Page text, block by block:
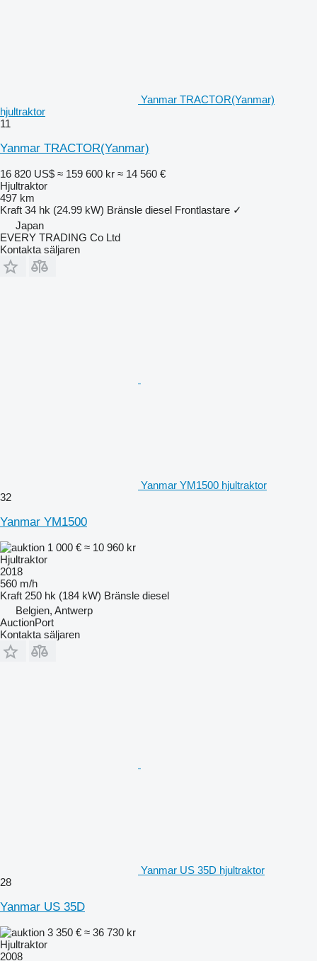
Yanmar TRACTOR(Yanmar)
hjultraktor
11
Yanmar TRACTOR(Yanmar)
16 820 US$ ≈ 159 600 kr ≈ 14 560 €
Hjultraktor
497 km
Kraft 34 hk (24.99 kW) Bränsle diesel Frontlastare ✓
Japan
EVERY TRADING Co Ltd
Kontakta säljaren
Yanmar YM1500 hjultraktor
32
Yanmar YM1500
1 000 € ≈ 10 960 kr
Hjultraktor
2018
560 m/h
Kraft 250 hk (184 kW) Bränsle diesel
Belgien, Antwerp
AuctionPort
Kontakta säljaren
Yanmar US 35D hjultraktor
28
Yanmar US 35D
3 350 € ≈ 36 730 kr
Hjultraktor
2008